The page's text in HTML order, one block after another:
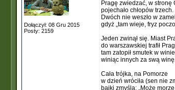
Dołączył: 08 Gru 2015
Posty: 2159
Pragę zwiedzać, w stronę
pojechało chłopów trzech.
Dwóch nie weszło w
gdyż „tam wieje, fryz
Jeden zwinął się. Miast
do warszawskiej trafił
tam zatopił smutek w
winiąc innych za swą
Cała trójka, na Pomorze
w dzień wróciła (sen nie
bajki zmyśla: „Może morze